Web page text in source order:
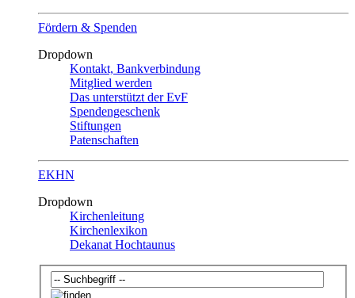
Fördern & Spenden
Dropdown
Kontakt, Bankverbindung
Mitglied werden
Das unterstützt der EvF
Spendengeschenk
Stiftungen
Patenschaften
EKHN
Dropdown
Kirchenleitung
Kirchenlexikon
Dekanat Hochtaunus